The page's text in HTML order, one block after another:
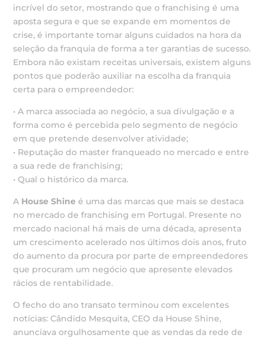
incrível do setor, mostrando que o franchising é uma
aposta segura e que se expande em momentos de
crise, é importante tomar alguns cuidados na hora da
seleção da franquia de forma a ter garantias de sucesso.
Embora não existam receitas universais, existem alguns
pontos que poderão auxiliar na escolha da franquia
certa para o empreendedor:
• A marca associada ao negócio, a sua divulgação e a
forma como é percebida pelo segmento de negócio
em que pretende desenvolver atividade;
• Reputação do master franqueado no mercado e entre
a sua rede de franchising;
• Qual o histórico da marca.
A House Shine é uma das marcas que mais se destaca
no mercado de franchising em Portugal. Presente no
mercado nacional há mais de uma década, apresenta
um crescimento acelerado nos últimos dois anos, fruto
do aumento da procura por parte de empreendedores
que procuram um negócio que apresente elevados
rácios de rentabilidade.
O fecho do ano transato terminou com excelentes
notícias: Cândido Mesquita, CEO da House Shine,
anunciava orgulhosamente que as vendas da rede de